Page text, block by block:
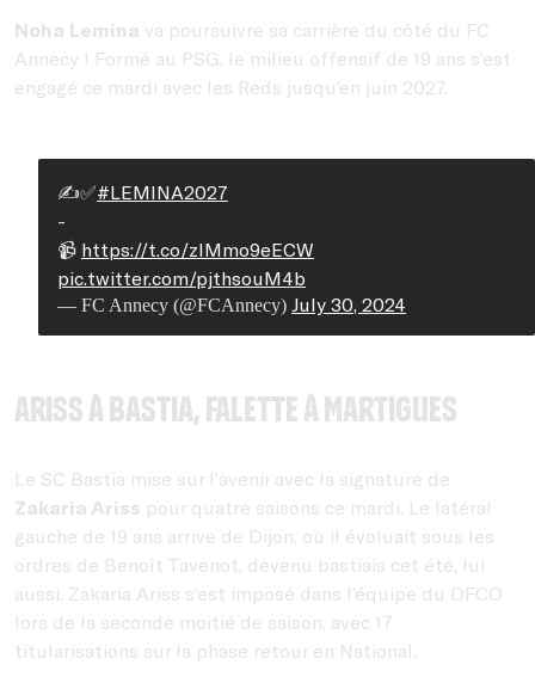
Noha Lemina va poursuivre sa carrière du côté du FC
Annecy ! Formé au PSG, le milieu offensif de 19 ans s’est
engagé ce mardi avec les Reds jusqu’en juin 2027.
✍️✅#LEMINA2027
-
📹 https://t.co/zlMmo9eECW
pic.twitter.com/pjthsouM4b
— FC Annecy (@FCAnnecy) July 30, 2024
Ariss à Bastia, Falette à Martigues
Le SC Bastia mise sur l’avenir avec la signature de
Zakaria Ariss pour quatre saisons ce mardi. Le latéral
gauche de 19 ans arrive de Dijon, où il évoluait sous les
ordres de Benoît Tavenot, devenu bastiais cet été, lui
aussi. Zakaria Ariss s’est imposé dans l’équipe du DFCO
lors de la seconde moitié de saison, avec 17
titularisations sur la phase retour en National.